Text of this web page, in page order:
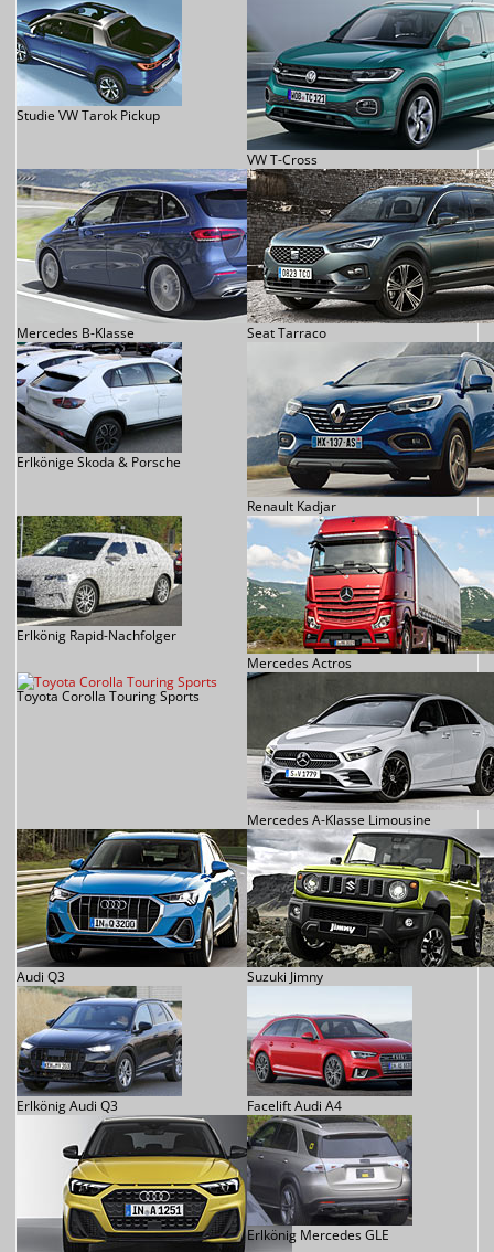
Studie VW Tarok Pickup
VW T-Cross
Mercedes B-Klasse Seat Tarraco
Erlkönige Skoda & Porsche
Renault Kadjar
Erlkönig Rapid-Nachfolger
Mercedes Actros
Toyota Corolla Touring Sports
Mercedes A-Klasse Limousine
Audi Q3 Suzuki Jimny
Erlkönig Audi Q3 Facelift Audi A4
Erlkönig Mercedes GLE